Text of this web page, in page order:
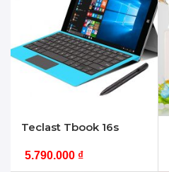
Teclast Tbook 16s
5.790.000 ₫